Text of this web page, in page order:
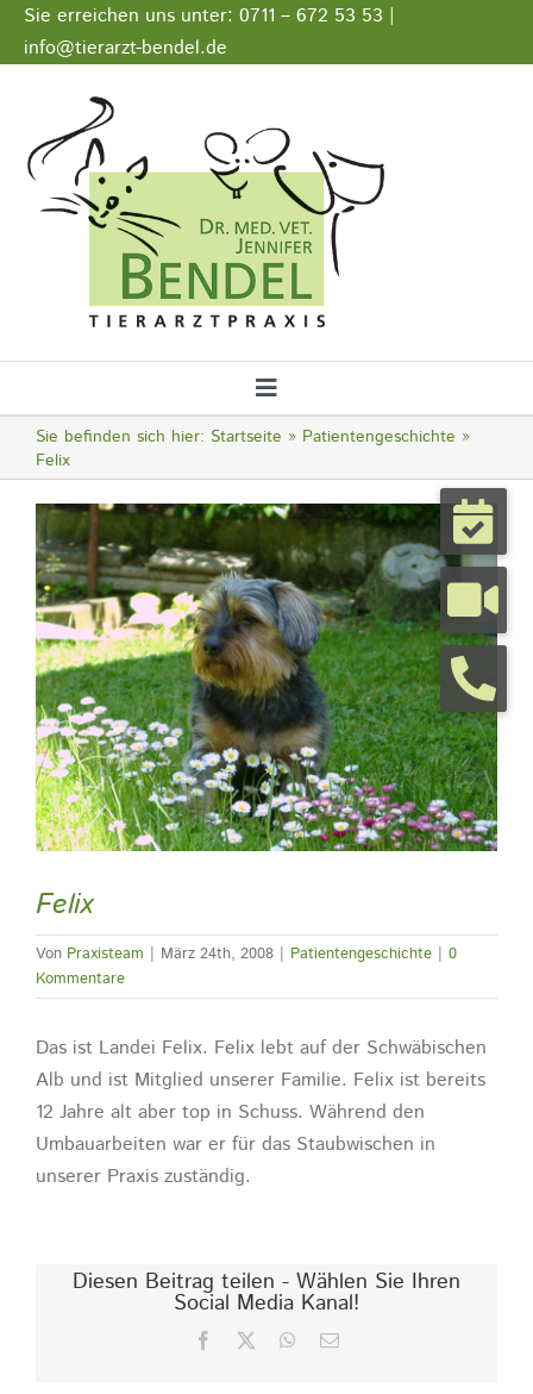
Zum
Inhalt
Sie erreichen uns unter: 0711 – 672 53 53 |
info@tierarzt-bendel.de
Stellenangebote
Impressum
Datenschutz
Toggle
Navigation
Startseite
Notfall
Tierarztpraxis
Tierhalterinfos
Kontakt
Termine
Sie befinden sich hier: Startseite
Patientengeschichte
Felix
Zeige
grösseres
Bild
Felix
Von Praxisteam | März 24th, 2008 | Patientengeschichte | 0
Kommentare
Das ist Landei Felix. Felix lebt auf der Schwäbischen
Alb und ist Mitglied unserer Familie. Felix ist bereits
12 Jahre alt aber top in Schuss. Während den
Umbauarbeiten war er für das Staubwischen in
unserer Praxis zuständig.
Diesen Beitrag teilen - Wählen Sie Ihren
Social Media Kanal!
Facebook WhatsApp
E-